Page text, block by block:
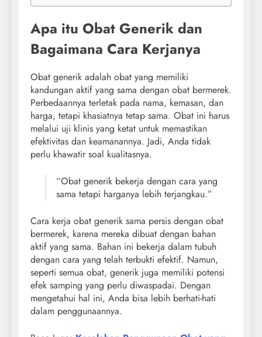
Apa itu Obat Generik dan
Bagaimana Cara Kerjanya
Obat generik adalah obat yang memiliki
kandungan aktif yang sama dengan obat bermerek.
Perbedaannya terletak pada nama, kemasan, dan
harga, tetapi khasiatnya tetap sama. Obat ini harus
melalui uji klinis yang ketat untuk memastikan
efektivitas dan keamanannya. Jadi, Anda tidak
perlu khawatir soal kualitasnya.
“Obat generik bekerja dengan cara yang
sama tetapi harganya lebih terjangkau.”
Cara kerja obat generik sama persis dengan obat
bermerek, karena mereka dibuat dengan bahan
aktif yang sama. Bahan ini bekerja dalam tubuh
dengan cara yang telah terbukti efektif. Namun,
seperti semua obat, generik juga memiliki potensi
efek samping yang perlu diwaspadai. Dengan
mengetahui hal ini, Anda bisa lebih berhati-hati
dalam penggunaannya.